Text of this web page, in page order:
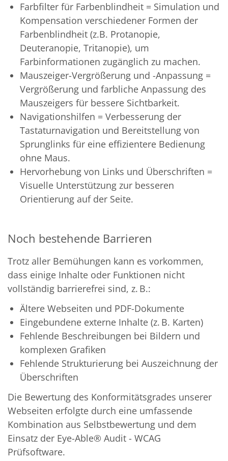
Farbfilter für Farbenblindheit = Simulation und
Kompensation verschiedener Formen der
Farbenblindheit (z.B. Protanopie,
Deuteranopie, Tritanopie), um
Farbinformationen zugänglich zu machen.
Mauszeiger-Vergrößerung und -Anpassung =
Vergrößerung und farbliche Anpassung des
Mauszeigers für bessere Sichtbarkeit.
Navigationshilfen = Verbesserung der
Tastaturnavigation und Bereitstellung von
Sprunglinks für eine effizientere Bedienung
ohne Maus.
Hervorhebung von Links und Überschriften =
Visuelle Unterstützung zur besseren
Orientierung auf der Seite.
Noch bestehende Barrieren
Trotz aller Bemühungen kann es vorkommen,
dass einige Inhalte oder Funktionen nicht
vollständig barrierefrei sind, z. B.:
Ältere Webseiten und PDF-Dokumente
Eingebundene externe Inhalte (z. B. Karten)
Fehlende Beschreibungen bei Bildern und
komplexen Grafiken
Fehlende Strukturierung bei Auszeichnung der
Überschriften
Die Bewertung des Konformitätsgrades unserer
Webseiten erfolgte durch eine umfassende
Kombination aus Selbstbewertung und dem
Einsatz der Eye-Able® Audit - WCAG
Prüfsoftware.